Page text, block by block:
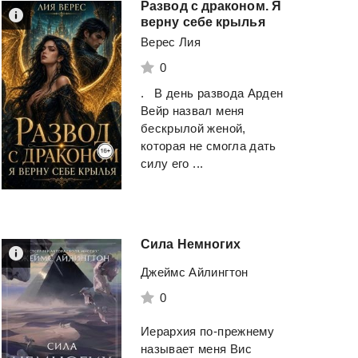
Развод с драконом. Я
верну себе крылья
Верес Лия
0
. В день развода Арден
Вейр назвал меня
бескрылой женой,
которая не смогла дать
силу его ...
Сила Немногих
Джеймс Айлингтон
0
Иерархия по-прежнему
называет меня Вис